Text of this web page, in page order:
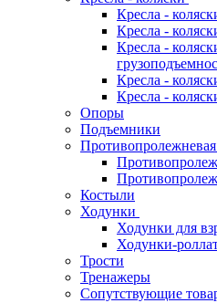
Кресла -
Кресла -
Кресла -
Кресла -
Кресла -
Опоры
Подъемники
Костыли
Ходунки
Ходунки для
Ходунки-
Трости
Тренажеры
Сопутствующие